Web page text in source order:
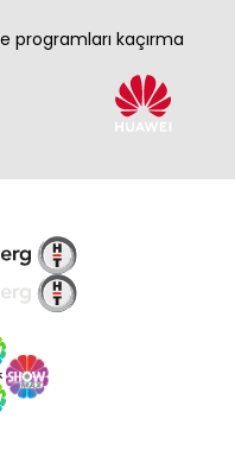
programları kaçırma